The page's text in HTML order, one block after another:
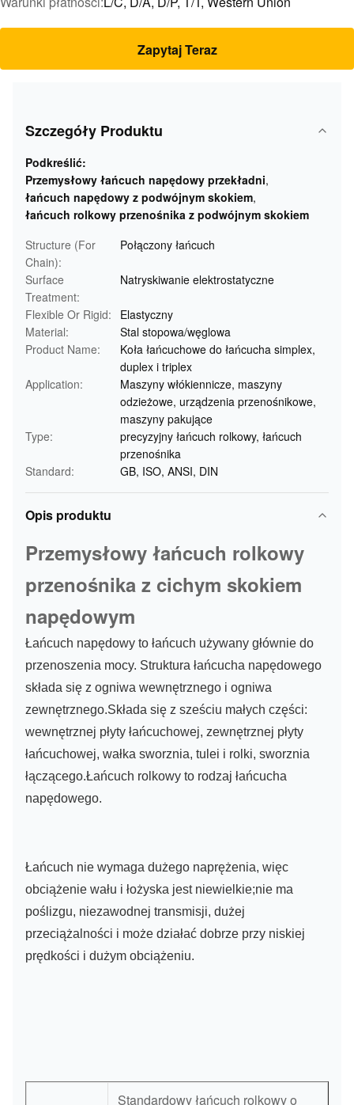
Zapytaj Teraz
Szczegóły Produktu
Podkreślić:
Przemysłowy łańcuch napędowy przekładni,
łańcuch napędowy z podwójnym skokiem,
łańcuch rolkowy przenośnika z podwójnym skokiem
Structure (For
Chain):
Połączony łańcuch
Surface
Treatment:
Natryskiwanie elektrostatyczne
Flexible Or Rigid:
Elastyczny
Material:
Stal stopowa/węglowa
Product Name:
Koła łańcuchowe do łańcucha simplex,
duplex i triplex
Application:
Maszyny włókiennicze, maszyny
odzieżowe, urządzenia przenośnikowe,
maszyny pakujące
Type:
precyzyjny łańcuch rolkowy, łańcuch
przenośnika
Standard:
GB, ISO, ANSI, DIN
Opis produktu
Przemysłowy łańcuch rolkowy
przenośnika z cichym skokiem
napędowym
Łańcuch napędowy to łańcuch używany głównie do
przenoszenia mocy. Struktura łańcucha napędowego
składa się z ogniwa wewnętrznego i ogniwa
zewnętrznego.Składa się z sześciu małych części:
wewnętrznej płyty łańcuchowej, zewnętrznej płyty
łańcuchowej, wałka sworznia, tulei i rolki, sworznia
łączącego.Łańcuch rolkowy to rodzaj łańcucha
napędowego.
Łańcuch nie wymaga dużego naprężenia, więc
obciążenie wału i łożyska jest niewielkie;nie ma
poślizgu, niezawodnej transmisji, dużej
przeciążalności i może działać dobrze przy niskiej
prędkości i dużym obciążeniu.
Standardowy łańcuch rolkowy o